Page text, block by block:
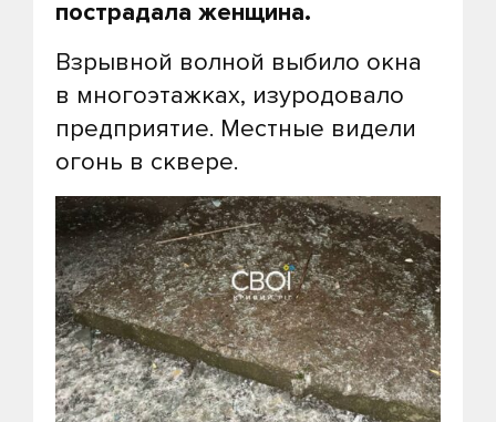
пострадала женщина.
Взрывной волной выбило окна
в многоэтажках, изуродовало
предприятие. Местные видели
огонь в сквере.